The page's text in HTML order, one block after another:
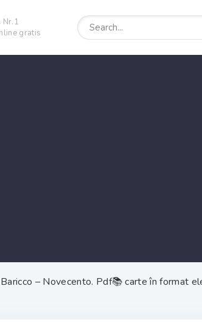
Nr.1
gratis
– Novecento. Pdf📚 carte în format